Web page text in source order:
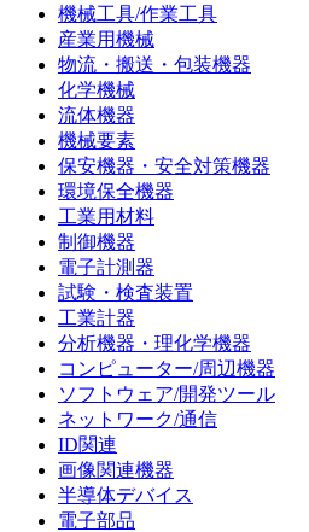
機械工具/作業工具
産業用機械
物流・搬送・包装機器
化学機械
流体機器
機械要素
保安機器・安全対策機器
環境保全機器
工業用材料
制御機器
電子計測器
試験・検査装置
工業計器
分析機器・理化学機器
コンピューター/周辺機器
ソフトウェア/開発ツール
ネットワーク/通信
ID関連
画像関連機器
半導体デバイス
電子部品